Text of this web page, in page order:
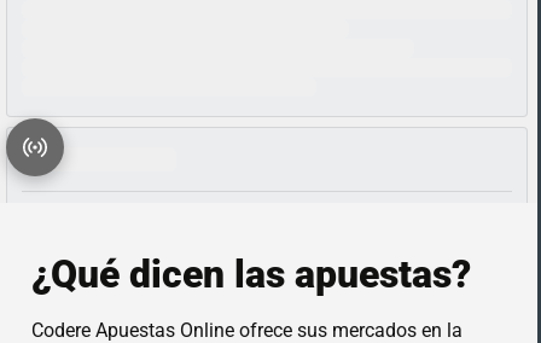
¿Qué dicen las apuestas?
Codere Apuestas Online ofrece sus mercados en la